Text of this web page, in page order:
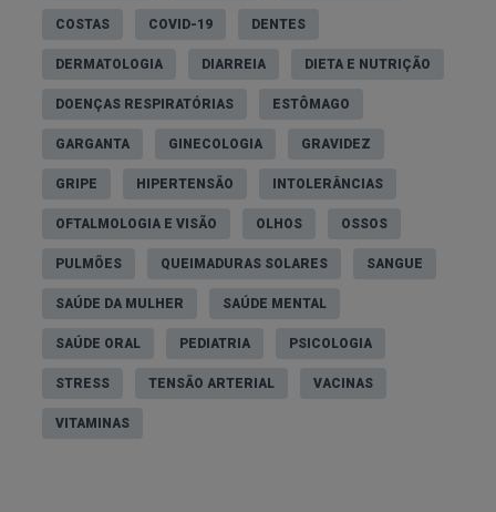
COSTAS COVID-19 DENTES
DERMATOLOGIA DIARREIA DIETA E NUTRIÇÃO
DOENÇAS RESPIRATÓRIAS ESTÔMAGO
GARGANTA GINECOLOGIA GRAVIDEZ
GRIPE HIPERTENSÃO INTOLERÂNCIAS
OFTALMOLOGIA E VISÃO OLHOS OSSOS
PULMÕES QUEIMADURAS SOLARES SANGUE
SAÚDE DA MULHER SAÚDE MENTAL
SAÚDE ORAL PEDIATRIA PSICOLOGIA
STRESS TENSÃO ARTERIAL VACINAS
VITAMINAS